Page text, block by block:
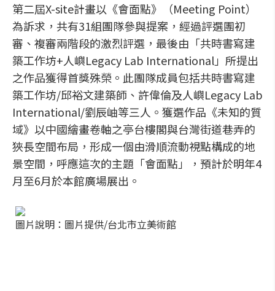
第二屆X-site計畫以《會面點》（Meeting Point）
為訴求，共有31組團隊參與提案，經過評選團初
審、複審兩階段的激烈評選，最後由「共時書寫建
築工作坊+人嶼Legacy Lab International」所提出
之作品獲得首獎殊榮。此團隊成員包括共時書寫建
築工作坊/邱裕文建築師、許偉倫及人嶼Legacy Lab
International/劉辰岫等三人。獲選作品《未知的質
域》以中國繪畫卷軸之亭台樓閣與台灣街道巷弄的
狹長空間布局，形成一個由滑順流動視點構成的地
景空間，呼應這次的主題「會面點」，預計於明年4
月至6月於本館廣場展出。
圖片說明：圖片提供/台北市立美術館